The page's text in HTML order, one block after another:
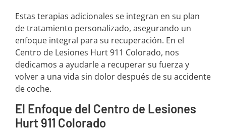
Estas terapias adicionales se integran en su plan
de tratamiento personalizado, asegurando un
enfoque integral para su recuperación. En el
Centro de Lesiones Hurt 911 Colorado, nos
dedicamos a ayudarle a recuperar su fuerza y
volver a una vida sin dolor después de su accidente
de coche.
El Enfoque del Centro de Lesiones
Hurt 911 Colorado